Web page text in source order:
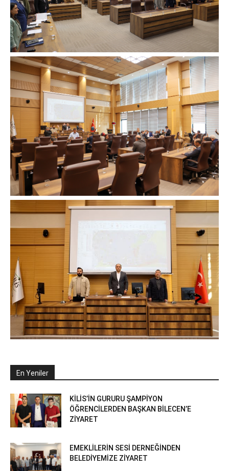
En Yeniler
KİLİS’İN GURURU ŞAMPİYON
ÖĞRENCİLERDEN BAŞKAN BİLECEN’E
ZİYARET
EMEKLİLERİN SESİ DERNEĞİNDEN
BELEDİYEMİZE ZİYARET